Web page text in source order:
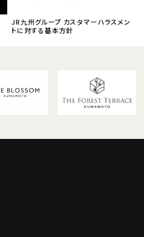
JR九州グループ カスタマーハラスメン
トに対する基本方針